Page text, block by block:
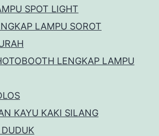
SPOT LIGHT
LAMPU SOROT
LENGKAP LAMPU
KAYU KAKI SILANG